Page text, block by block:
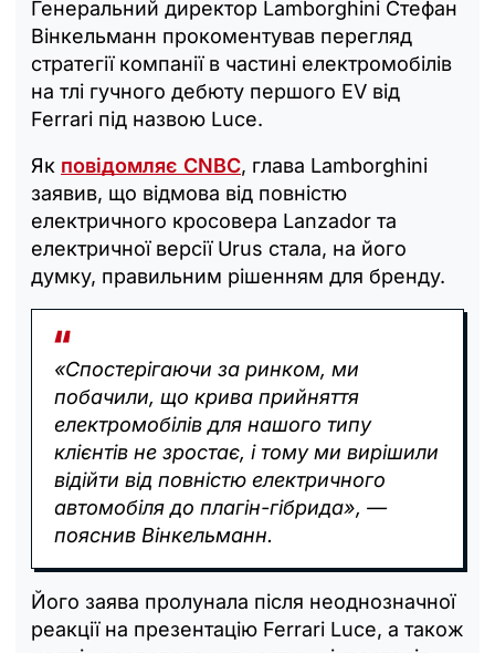
Генеральний директор Lamborghini Стефан
Вінкельманн прокоментував перегляд
стратегії компанії в частині електромобілів
на тлі гучного дебюту першого EV від
Ferrari під назвою Luce.
Як повідомляє CNBC, глава Lamborghini
заявив, що відмова від повністю
електричного кросовера Lanzador та
електричної версії Urus стала, на його
думку, правильним рішенням для бренду.
«Спостерігаючи за ринком, ми
побачили, що крива прийняття
електромобілів для нашого типу
клієнтів не зростає, і тому ми вирішили
відійти від повністю електричного
автомобіля до плагін-гібрида», —
пояснив Вінкельманн.
Його заява пролунала після неоднозначної
реакції на презентацію Ferrari Luce, а також